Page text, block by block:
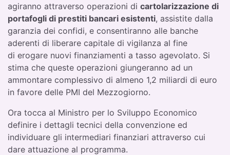
agiranno attraverso operazioni di cartolarizzazione di
portafogli di prestiti bancari esistenti, assistite dalla
garanzia dei confidi, e consentiranno alle banche
aderenti di liberare capitale di vigilanza al fine
di erogare nuovi finanziamenti a tasso agevolato. Si
stima che queste operazioni giungeranno ad un
ammontare complessivo di almeno 1,2 miliardi di euro
in favore delle PMI del Mezzogiorno.
Ora tocca al Ministro per lo Sviluppo Economico
definire i dettagli tecnici della convenzione ed
individuare gli intermediari finanziari attraverso cui
dare attuazione al programma.